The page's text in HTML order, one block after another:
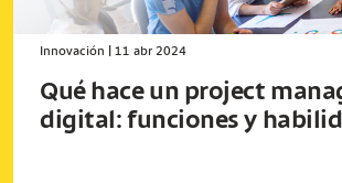
Innovación 11 abr 2024
Qué hace un project
digital: funciones y